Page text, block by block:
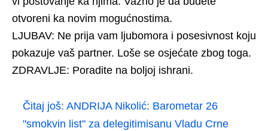
otvoreni ka novim mogućnostima.
LJUBAV: Ne prija vam ljubomora i posesivnost koju
pokazuje vaš partner. Loše se osjećate zbog toga.
ZDRAVLJE: Poradite na boljoj ishrani.
Čitaj još: ANDRIJA Nikolić: Barometar 26
"smokvin list" za delegitimisanu Vladu Crne